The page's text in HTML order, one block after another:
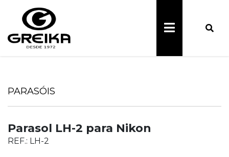
PARASÓIS
Parasol LH-2 para Nikon
REF.: LH-2